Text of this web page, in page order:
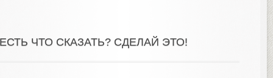
ЧТО СКАЗАТЬ? СДЕЛАЙ ЭТО!